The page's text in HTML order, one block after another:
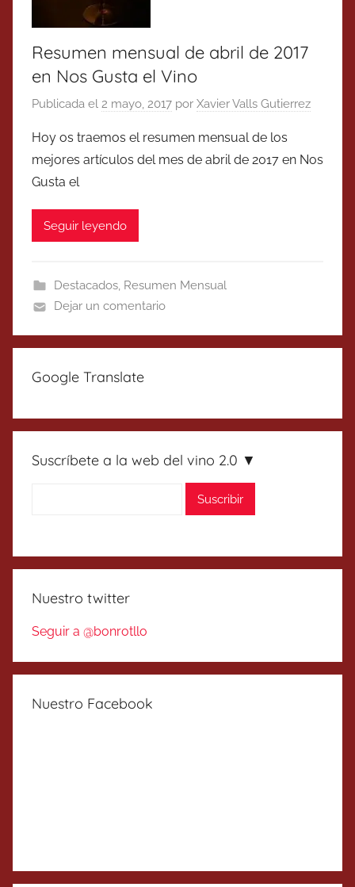
Resumen mensual de abril de 2017
en Nos Gusta el Vino
Publicada el 2 mayo, 2017 por Xavier Valls Gutierrez
Hoy os traemos el resumen mensual de los
mejores artículos del mes de abril de 2017 en Nos
Gusta el
Seguir leyendo
Destacados, Resumen Mensual
Dejar un comentario
Google Translate
Suscríbete a la web del vino 2.0 ▼
Nuestro twitter
Seguir a @bonrotllo
Nuestro Facebook